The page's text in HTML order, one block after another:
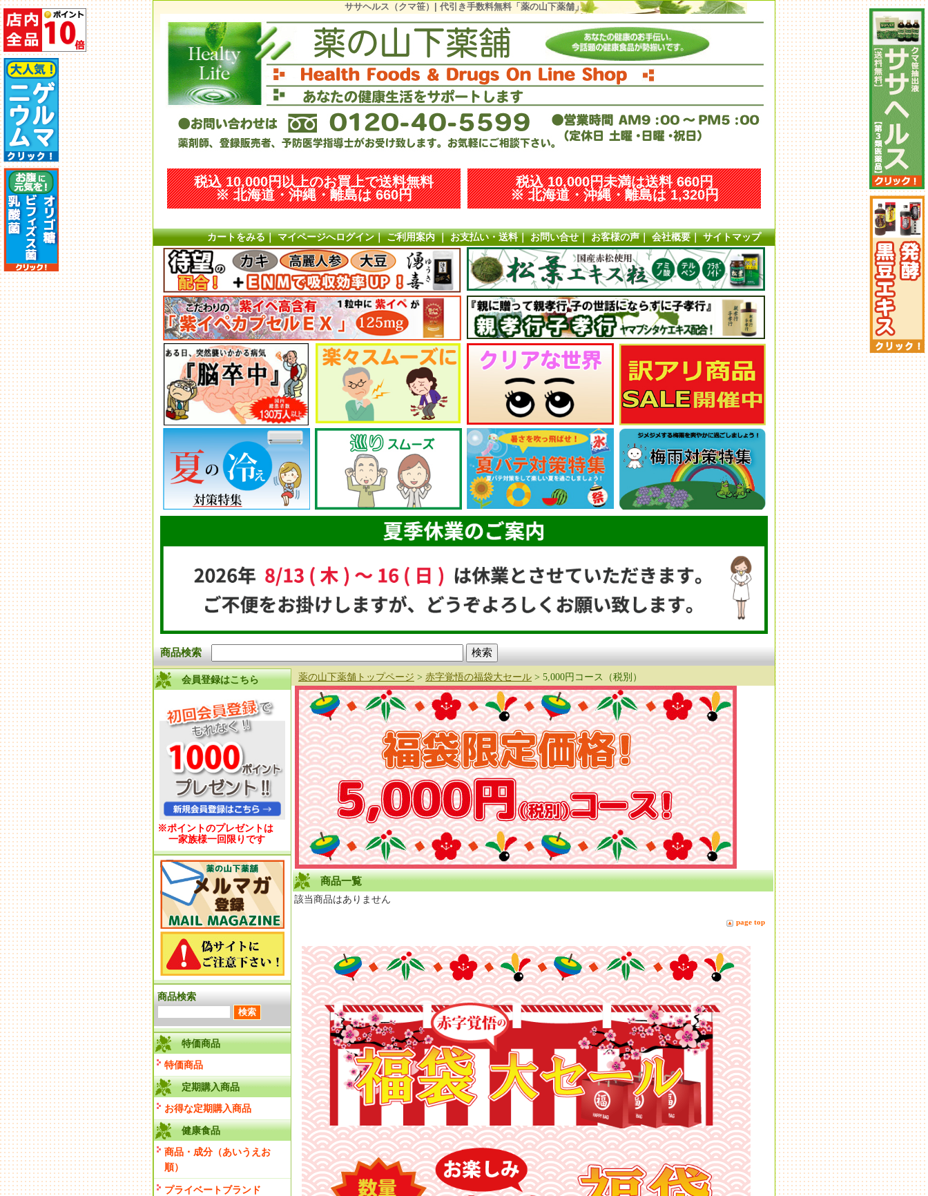
ササヘルス（クマ笹）| 代引き手数料無料「薬の山下薬舗」
税込 10,000円以上のお買上で送料無料
※ 北海道・沖縄・離島は 660円
税込 10,000円未満は送料 660円
※ 北海道・沖縄・離島は 1,320円
カートをみる｜マイページへログイン｜ご利用案内｜お支払い・送料｜お問い合せ｜お客様の声｜会社概要｜サイトマップ
商品検索
会員登録はこちら
※ポイントのプレゼントは
一家族様一回限りです
商品検索
特価商品
特価商品
定期購入商品
お得な定期購入商品
健康食品
商品・成分（あいうえお
順）
プライベートブランド
薬の山下薬舗トップページ > 赤字覚悟の福袋大セール > 5,000円コース（税別）
商品一覧
該当商品はありません
page top